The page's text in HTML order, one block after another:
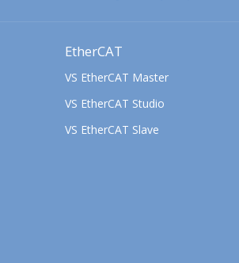
EtherCAT
VS EtherCAT Master
VS EtherCAT Studio
VS EtherCAT Slave